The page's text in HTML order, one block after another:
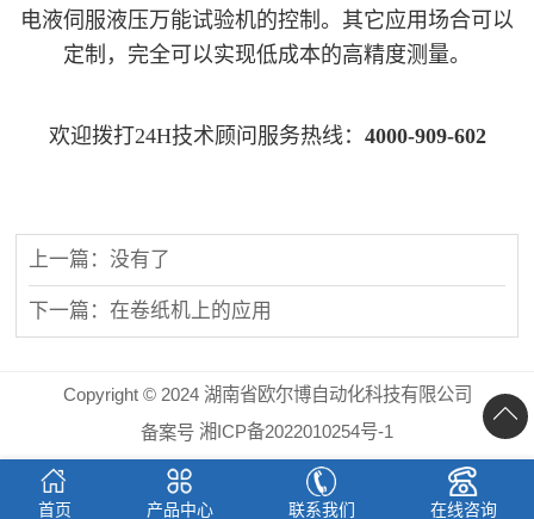
电液伺服液压万能试验机的控制。其它应用场合可以
定制，完全可以实现低成本的高精度测量。
欢迎拨打24H技术顾问服务热线： 4000-909-602
上一篇：没有了
下一篇：在卷纸机上的应用
首页 产品中心 联系我们 在线咨询
Copyright © 2024 湖南省欧尔博自动化科技有限公司
备案号 湘ICP备2022010254号-1